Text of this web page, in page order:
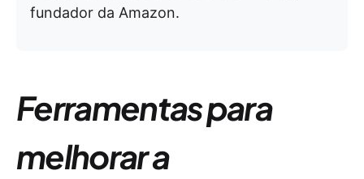
fundador da Amazon.
Ferramentas para
melhorar a